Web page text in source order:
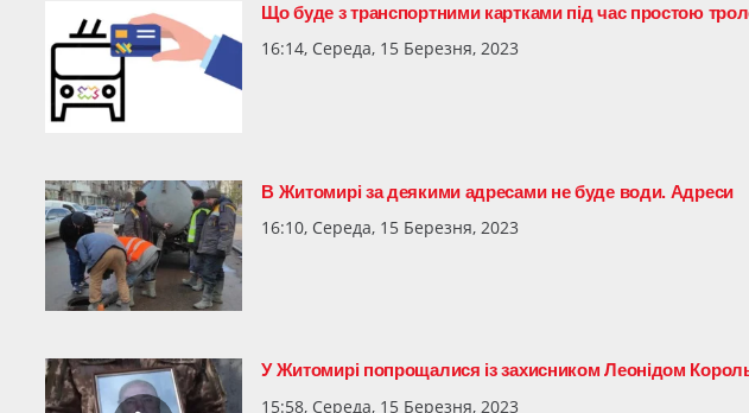
Що буде з транспортними картками під час простою
16:14, Середа, 15 Березня, 2023
В Житомирі за деякими адресами не буде води. Адреси
16:10, Середа, 15 Березня, 2023
У Житомирі попрощалися із захисником Леонідом
15:58, Середа, 15 Березня, 2023